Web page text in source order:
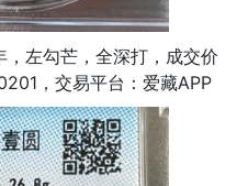
左勾芒，全深打，成交价
，交易平台：爱藏APP